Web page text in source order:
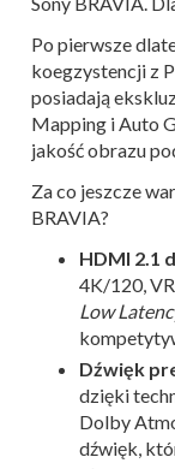
Po pierwsze
koegzystencji z
posiadają
Mapping i Auto
jakość obrazu
Za co jeszcze
BRAVIA?
HDMI 2.1
4K/120,
Low
Dźwięk
dzięki
Dolby
dźwięk,